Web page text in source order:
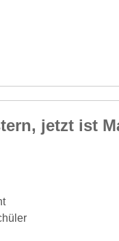
jetzt ist